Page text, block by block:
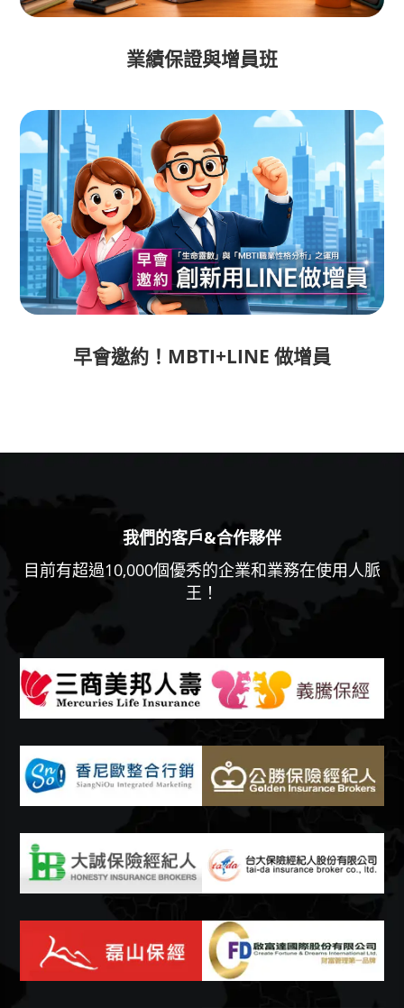
業績保證與增員班
早會邀約！MBTI+LINE 做增員
我們的客戶&合作夥伴
目前有超過10,000個優秀的企業和業務在使用人脈
王！